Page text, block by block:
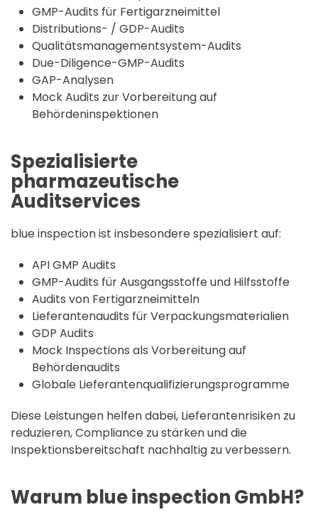
GMP-Audits für Fertigarzneimittel
Distributions- / GDP-Audits
Qualitätsmanagementsystem-Audits
Due-Diligence-GMP-Audits
GAP-Analysen
Mock Audits zur Vorbereitung auf
Behördeninspektionen
Spezialisierte
pharmazeutische
Auditservices
blue inspection ist insbesondere spezialisiert auf:
API GMP Audits
GMP-Audits für Ausgangsstoffe und Hilfsstoffe
Audits von Fertigarzneimitteln
Lieferantenaudits für Verpackungsmaterialien
GDP Audits
Mock Inspections als Vorbereitung auf
Behördenaudits
Globale Lieferantenqualifizierungsprogramme
Diese Leistungen helfen dabei, Lieferantenrisiken zu
reduzieren, Compliance zu stärken und die
Inspektionsbereitschaft nachhaltig zu verbessern.
Warum blue inspection GmbH?